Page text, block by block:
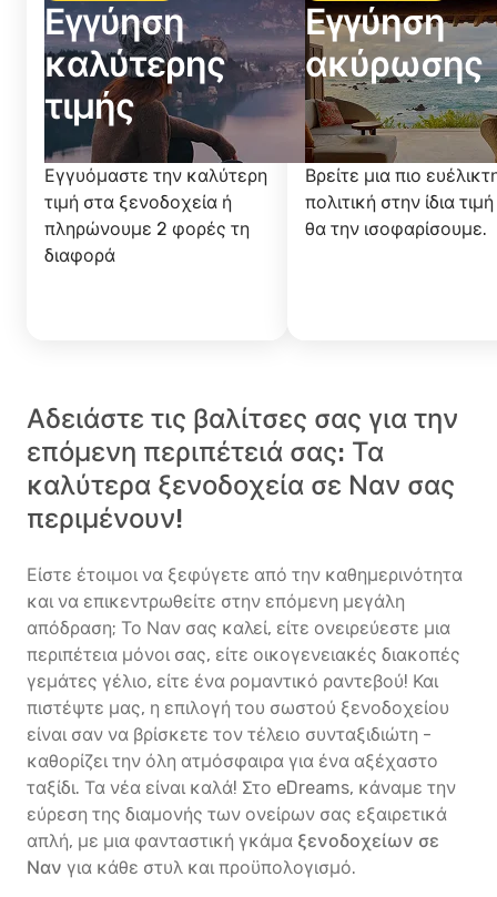
Εγγύηση
καλύτερης
τιμής
Εγγυόμαστε την καλύτερη
τιμή στα ξενοδοχεία ή
πληρώνουμε 2 φορές τη
διαφορά
Εγγύηση
ακύρωσης
Βρείτε μια πιο
πολιτική στην ίδια
θα την ισοφαρίσουμε.
Αδειάστε τις βαλίτσες σας για την
επόμενη περιπέτειά σας: Τα
καλύτερα ξενοδοχεία σε Ναν σας
περιμένουν!
Είστε έτοιμοι να ξεφύγετε από την καθημερινότητα
και να επικεντρωθείτε στην επόμενη μεγάλη
απόδραση; Το Ναν σας καλεί, είτε ονειρεύεστε μια
περιπέτεια μόνοι σας, είτε οικογενειακές διακοπές
γεμάτες γέλιο, είτε ένα ρομαντικό ραντεβού! Και
πιστέψτε μας, η επιλογή του σωστού ξενοδοχείου
είναι σαν να βρίσκετε τον τέλειο συνταξιδιώτη -
καθορίζει την όλη ατμόσφαιρα για ένα αξέχαστο
ταξίδι. Τα νέα είναι καλά! Στο eDreams, κάναμε την
εύρεση της διαμονής των ονείρων σας εξαιρετικά
απλή, με μια φανταστική γκάμα ξενοδοχείων σε
Ναν για κάθε στυλ και προϋπολογισμό.